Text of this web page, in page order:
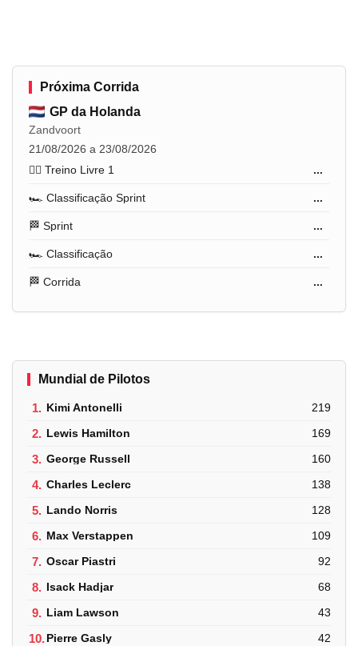
Próxima Corrida
GP da Holanda
Zandvoort
21/08/2026 a 23/08/2026
🏋️‍♂️ Treino Livre 1
...
🏎️ Classificação Sprint ...
🏁 Sprint ...
🏎️ Classificação ...
🏁 Corrida ...
Mundial de Pilotos
1. Kimi Antonelli 219
2. Lewis Hamilton 169
3. George Russell 160
4. Charles Leclerc 138
5. Lando Norris 128
6. Max Verstappen 109
7. Oscar Piastri 92
8. Isack Hadjar 68
9. Liam Lawson 43
10.Pierre Gasly 42